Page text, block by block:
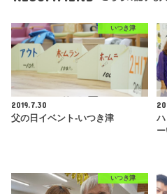
いつき津
2019.7.30
父の日イベント-いつき津
いつき津